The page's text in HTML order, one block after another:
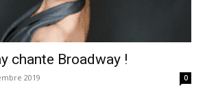
chante Broadway !
2019 0